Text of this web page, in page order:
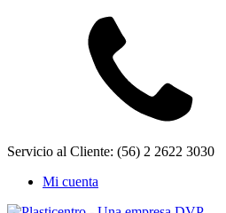
Servicio al Cliente: (56) 2 2622 3030
Mi cuenta